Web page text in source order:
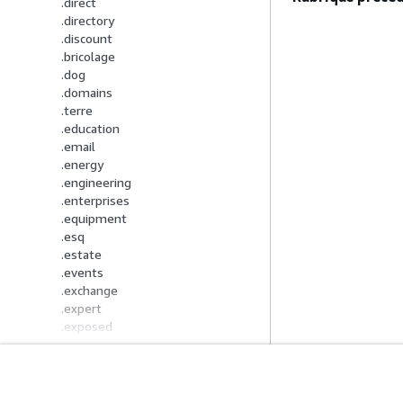
.directory
.discount
.bricolage
.dog
.domains
.terre
.education
.email
.energy
.engineering
.enterprises
.equipment
.esq
.estate
.events
.exchange
.expert
.exposed
.express